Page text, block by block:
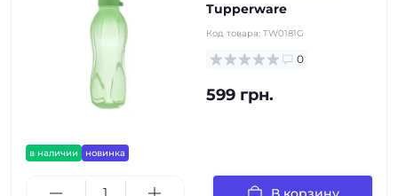
в наличии новинка
Tupperware
Код товара: TW0181G
0
599 грн.